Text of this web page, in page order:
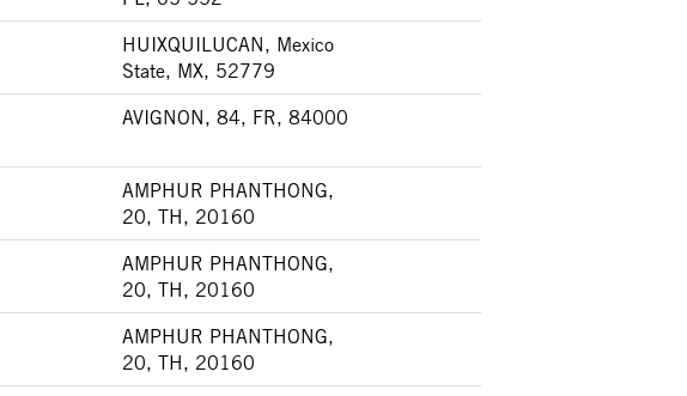
HUIXQUILUCAN, Mexico
State, MX, 52779
AVIGNON, 84, FR, 84000
AMPHUR PHANTHONG,
20, TH, 20160
AMPHUR PHANTHONG,
20, TH, 20160
AMPHUR PHANTHONG,
20, TH, 20160